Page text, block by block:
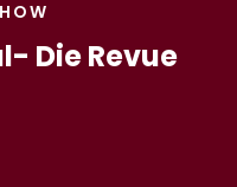
Die Revue